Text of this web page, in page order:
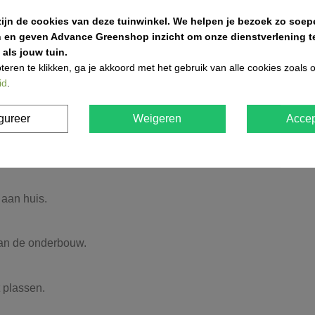
huis.
de onderbouw.
plassen.
de cookies van deze tuinwinkel. We helpen je bezoek zo
en geven Advance Greenshop inzicht om onze dienstverlening
jouw tuin.
te klikken, ga je akkoord met het gebruik van alle cookies zoals
Weigeren